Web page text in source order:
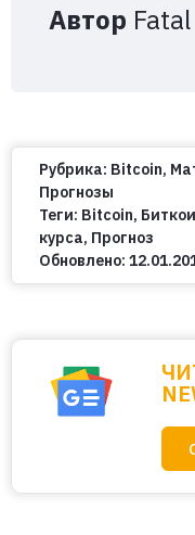
Автор Fatal
Рубрика: Bitcoin,
Прогнозы
Теги: Bitcoin,
курса, Прогноз
Обновлено: